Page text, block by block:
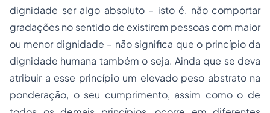
dignidade ser algo absoluto – isto é, não comportar
gradações no sentido de existirem pessoas com maior
ou menor dignidade – não significa que o princípio da
dignidade humana também o seja. Ainda que se deva
atribuir a esse princípio um elevado peso abstrato na
ponderação, o seu cumprimento, assim como o de